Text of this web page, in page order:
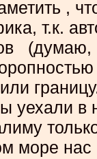
,
т.к.
(думаю,
уехали в
море нас